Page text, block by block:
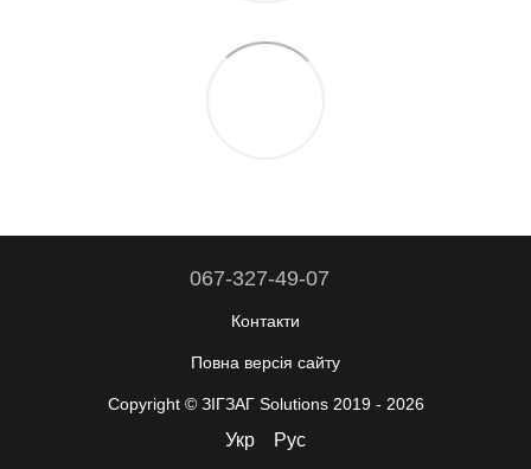
067-327-49-07
Контакти
Повна версія сайту
Copyright © ЗІГЗАГ Solutions 2019 - 2026
Укр Рус